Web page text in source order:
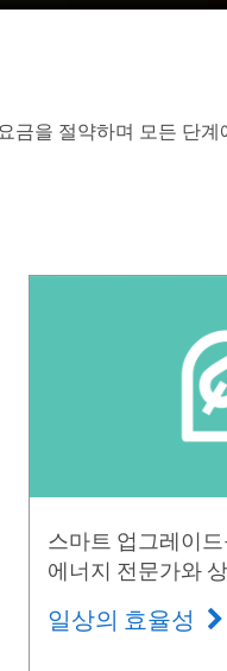
금을 절약하며 모든 단
스마트 업그레이
에너지 전문가와
일상의 효율성